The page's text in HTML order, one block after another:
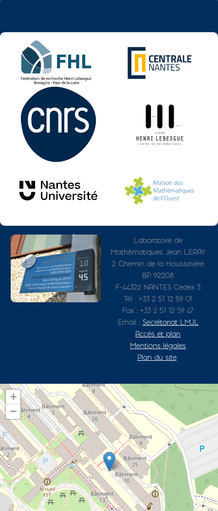
Photo Adresse détaillée
Laboratoire de
Mathématiques Jean LERAY
2 Chemin de la Houssinière
BP 92208
F-44322 NANTES Cedex 3
Tél : +33 2 51 12 59 01
Fax : +33 2 51 12 59 47
Email : Secrétariat LMJL
Accès et plan
Mentions légales
Plan du site
+
−